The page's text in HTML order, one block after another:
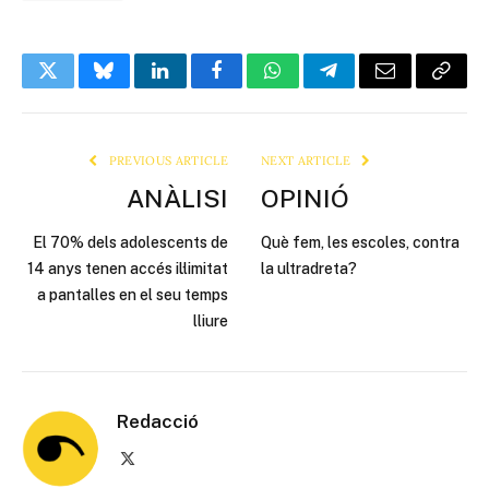
TwitterBlueskyLinkedInFacebookWhatsAppTelegramEmail Copy
PREVIOUS ARTICLE
ANÀLISI
El 70% dels adolescents de
14 anys tenen accés il·limitat
a pantalles en el seu temps
lliure
NEXT ARTICLE
OPINIÓ
Què fem, les escoles, contra
la ultradreta?
Redacció